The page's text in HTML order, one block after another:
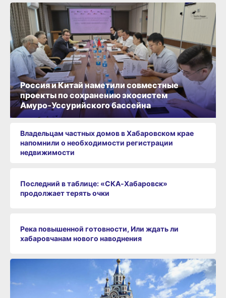
Россия и Китай наметили совместные
проекты по сохранению экосистем
Амуро‑Уссурийского бассейна
Владельцам частных домов в Хабаровском крае
напомнили о необходимости регистрации
недвижимости
Последний в таблице: «СКА‑Хабаровск»
продолжает терять очки
Река повышенной готовности, Или ждать ли
хабаровчанам нового наводнения